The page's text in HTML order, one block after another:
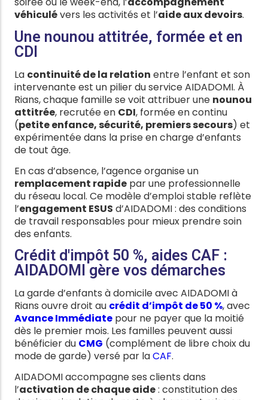
véhiculévers les activités et l’aide aux devoirs.
Une nounou attitrée, formée et en
CDI
La continuité de la relation entre l’enfant et son
intervenante est un pilier du service AIDADOMI. À
Rians, chaque famille se voit attribuer une nounou
attitrée, recrutée en CDI, formée en continu
(petite enfance, sécurité, premiers secours) et
expérimentée dans la prise en charge d’enfants
de tout âge.
En cas d’absence, l’agence organise un
remplacement rapide par une professionnelle
du réseau local. Ce modèle d’emploi stable reflète
l’engagement ESUS d’AIDADOMI : des conditions
de travail responsables pour mieux prendre soin
des enfants.
Crédit d'impôt 50 %, aides CAF :
AIDADOMI gère vos démarches
La garde d’enfants à domicile avec AIDADOMI à
Rians ouvre droit au crédit d’impôt de 50 %, avec
Avance Immédiate pour ne payer que la moitié
dès le premier mois. Les familles peuvent aussi
bénéficier du CMG (complément de libre choix du
mode de garde) versé par laCAF.
AIDADOMI accompagne ses clients dans
l’activation de chaque aide: constitution des